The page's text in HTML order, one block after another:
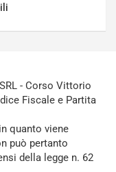
- Corso Vittorio
Fiscale e Partita
quanto viene
può pertanto
della legge n. 62